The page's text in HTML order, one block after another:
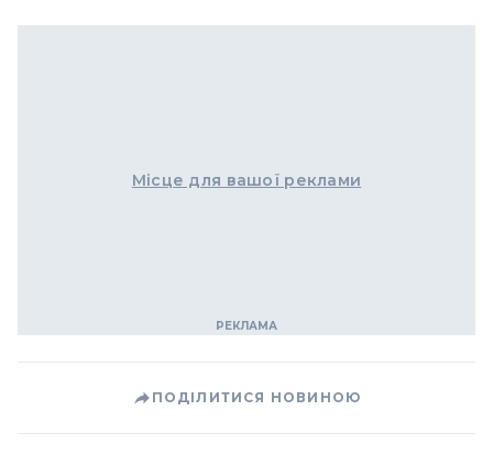
Місце для вашої реклами
ПОДІЛИТИСЯ НОВИНОЮ